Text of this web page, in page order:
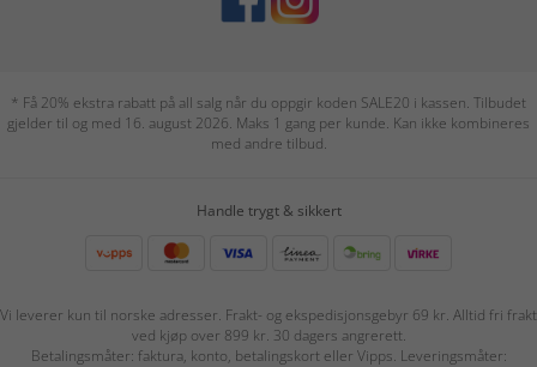
* Få 20% ekstra rabatt på all salg når du oppgir koden SALE20 i kassen. Tilbudet
gjelder til og med 16. august 2026. Maks 1 gang per kunde. Kan ikke kombineres
med andre tilbud.
Handle trygt & sikkert
Vi leverer kun til norske adresser. Frakt- og ekspedisjonsgebyr 69 kr. Alltid fri frakt
ved kjøp over 899 kr. 30 dagers angrerett.
Betalingsmåter: faktura, konto, betalingskort eller Vipps. Leveringsmåter: